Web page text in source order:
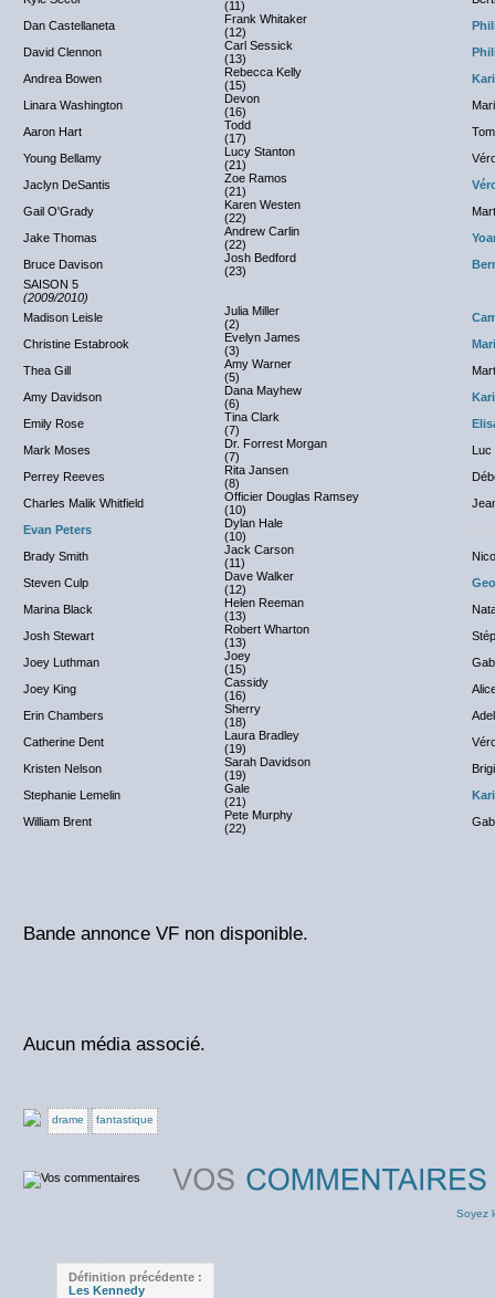
(11)
Dan Castellaneta
Frank Whitaker
(12)
David Clennon
Carl Sessick
(13)
Andrea Bowen
Rebecca Kelly
(15)
Linara Washington
Devon
(16)
Aaron Hart
Todd
(17)
Young Bellamy
Lucy Stanton
(21)
Jaclyn DeSantis
Zoe Ramos
(21)
Gail O'Grady
Karen Westen
(22)
Jake Thomas
Andrew Carlin
(22)
Bruce Davison
Josh Bedford
(23)
SAISON 5
(2009/2010)
Madison Leisle
Julia Miller
(2)
Christine Estabrook
Evelyn James
(3)
Thea Gill
Amy Warner
(5)
Amy Davidson
Dana Mayhew
(6)
Emily Rose
Tina Clark
(7)
Mark Moses
Dr. Forrest Morgan
(7)
Luc
Perrey Reeves
Rita Jansen
(8)
Charles Malik Whitfield
Officier Douglas Ramsey
(10)
Evan Peters
Dylan Hale
(10)
Brady Smith
Jack Carson
(11)
Steven Culp
Dave Walker
(12)
Marina Black
Helen Reeman
(13)
Josh Stewart
Robert Wharton
(13)
Joey Luthman
Joey
(15)
Joey King
Cassidy
(16)
Erin Chambers
Sherry
(18)
Catherine Dent
Laura Bradley
(19)
Kristen Nelson
Sarah Davidson
(19)
Stephanie Lemelin
Gale
(21)
William Brent
Pete Murphy
(22)
Bande annonce VF non disponible.
Aucun média associé.
drame fantastique
Soyez
Définition précédente :
Les Kennedy